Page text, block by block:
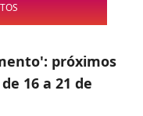
próximos
16 a 21 de